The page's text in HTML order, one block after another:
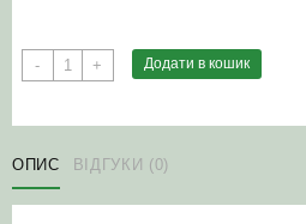
-
Конус
великого
54-
41342В
+ Додати в кошик
ОПИС ВІДГУКИ (0)